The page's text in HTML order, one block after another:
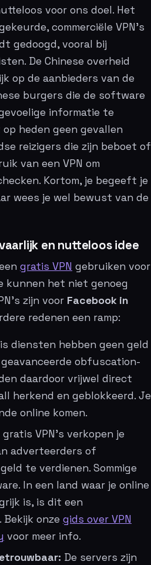
voor ons doel. Het
commerciële VPN’s
gedoogd, vooral bij
De Chinese overheid
op de aanbieders van de
burgers die de software
informatie te
heden geen gevallen
reizigers die zijn beboet of
van een VPN om
Kortom, je begeeft je
wees je wel bewust van de
en nutteloos idee
gratis VPN gebruiken voor
kunnen het niet genoeg
zijn voor Facebook in
redenen een ramp:
diensten hebben geen geld
obfuscation-
daardoor vrijwel direct
herkend en geblokkeerd. Je
online komen.
gratis VPN’s verkopen je
adverteerders of
te verdienen. Sommige
In een land waar je online
is, is dit een
onze gids over VPN
voor meer info.
De servers zijn